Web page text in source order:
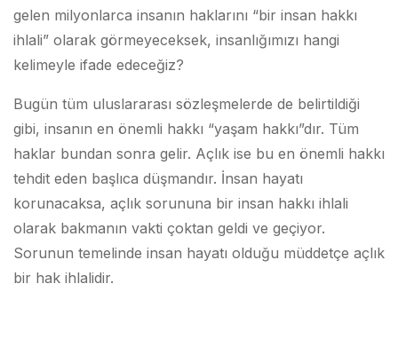
gelen milyonlarca insanın haklarını “bir insan hakkı
ihlali” olarak görmeyeceksek, insanlığımızı hangi
kelimeyle ifade edeceğiz?
Bugün tüm uluslararası sözleşmelerde de belirtildiği
gibi, insanın en önemli hakkı “yaşam hakkı”dır. Tüm
haklar bundan sonra gelir. Açlık ise bu en önemli hakkı
tehdit eden başlıca düşmandır. İnsan hayatı
korunacaksa, açlık sorununa bir insan hakkı ihlali
olarak bakmanın vakti çoktan geldi ve geçiyor.
Sorunun temelinde insan hayatı olduğu müddetçe açlık
bir hak ihlalidir.